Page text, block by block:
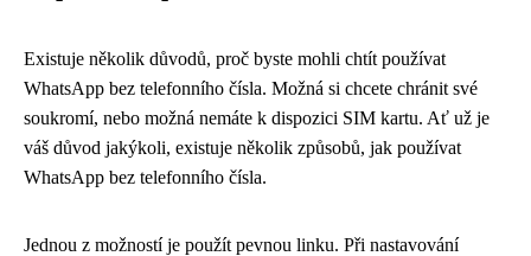
Existuje několik důvodů, proč byste mohli chtít používat
WhatsApp bez telefonního čísla. Možná si chcete chránit své
soukromí, nebo možná nemáte k dispozici SIM kartu. Ať už je
váš důvod jakýkoli, existuje několik způsobů, jak používat
WhatsApp bez telefonního čísla.
Jednou z možností je použít pevnou linku. Při nastavování